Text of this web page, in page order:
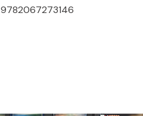
9782067273146